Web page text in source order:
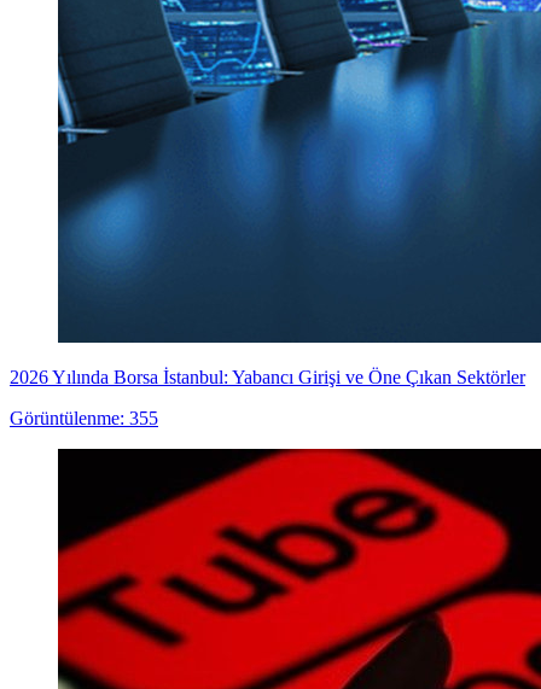
2026 Yılında Borsa İstanbul: Yabancı Girişi ve Öne Çıkan Sektörler
Görüntülenme: 355